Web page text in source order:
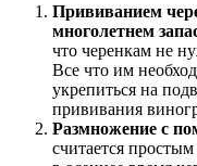
Прививанием
многолетнем
что черенкам не
Все что им
укрепиться на
прививания
Размножение с
считается